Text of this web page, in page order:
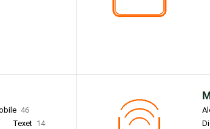
46
Texet 14